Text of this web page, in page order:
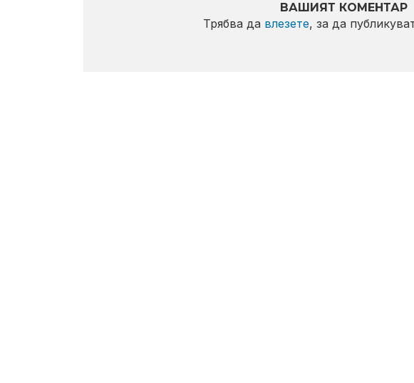
ВАШИЯТ КОМЕНТАР
Трябва да влезете, за да